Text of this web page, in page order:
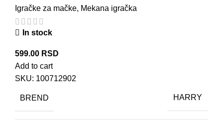
Igračke za mačke, Mekana igračka
In stock
599.00 RSD
Add to cart
SKU: 100712902
BREND HARRY